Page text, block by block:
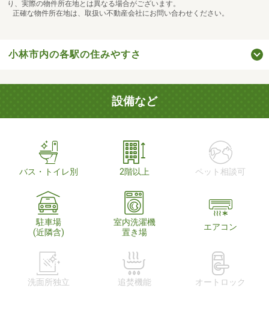
り、実際の物件所在地とは異なる場合がございます。
正確な物件所在地は、取扱い不動産会社にお問い合わせください。
小林市内の各駅の住みやすさ
設備など
バス・トイレ別 2階以上 ペット相談可
駐車場
(近隣含)
室内洗濯機
置き場
エアコン
洗面所独立 追焚機能 オートロック